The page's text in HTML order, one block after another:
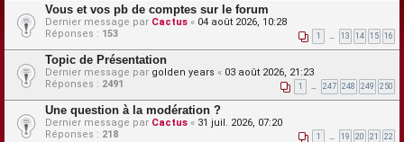
Vous et vos pb de comptes sur le forum
Dernier message par Cactus « 04 août 2026, 10:28
Réponses : 153 1 … 13 14 15 16
Topic de Présentation
Dernier message par golden years « 03 août 2026, 21:23
Réponses : 2491 1 … 247 248 249 250
Une question à la modération ?
Dernier message par Cactus « 31 juil. 2026, 07:20
Réponses : 218 1 … 19 20 21 22